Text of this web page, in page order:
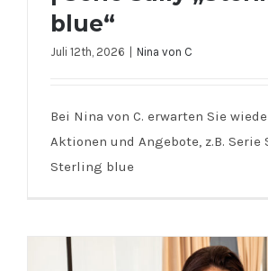
Nina von C. | -20%
Sally „Sterling
blue“
Juli 12th, 2026 Nina von C
Bei Nina von C. erwarten Sie
Aktionen und Angebote, z.B. Serie
Sterling blue